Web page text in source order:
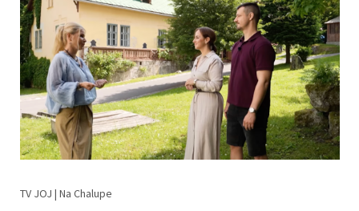
TV JOJ | Na Chalupe